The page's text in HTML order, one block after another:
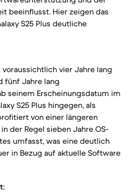
beeinflusst. Hier zeigen das
S25 Plus deutliche
voraussichtlich vier Jahre lang
fünf Jahre lang
seinem Erscheinungsdatum im
S25 Plus hingegen, als
von einer längeren
der Regel sieben Jahre OS-
umfasst, was eine deutlich
in Bezug auf aktuelle Software